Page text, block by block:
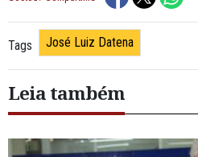
Tags José Luiz Datena
Leia também